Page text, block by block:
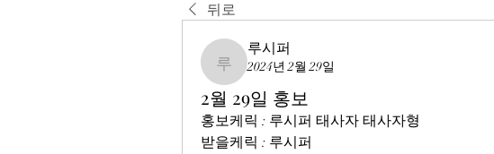
뒤로
루시퍼
루시퍼
2024년 2월 29일
2월 29일 홍보
홍보케릭 : 루시퍼 태사자 태사자형
받을케릭 : 루시퍼